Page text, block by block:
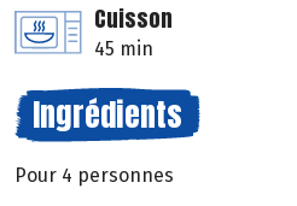
Cuisson
45 min
Ingrédients
Pour 4 personnes